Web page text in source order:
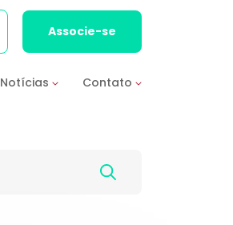
Notícias Contato
Associe-se